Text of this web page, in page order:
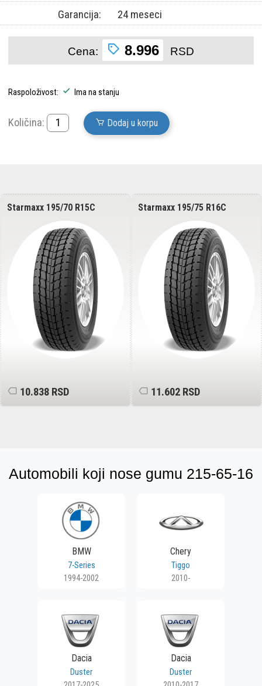
Garancija:
24 meseci
Cena: 8.996 RSD
Raspoloživost: Ima na stanju
Količina: Dodaj u korpu
Starmaxx 205/65 R15C
12.523 RSD
Starmaxx 205/65 R16C
10.449 RSD
Automobili koji nose gumu 215-65-16
BMW
7-Series
1994-2002
Chery
Tiggo
2010-
Dacia
Duster
Dacia
Duster